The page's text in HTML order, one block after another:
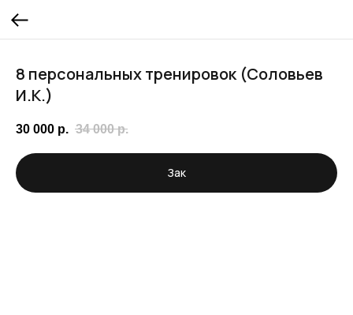
8 персональных тренировок (Соловьев
И.К.)
30 000 р. 34 000 р.
Зак